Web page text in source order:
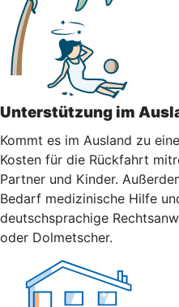
Unterstützung im
Kommt es im Ausland zu
Kosten für die Rückfahrt
Partner und Kinder.
Bedarf medizinische Hilfe
deutschsprachige
oder Dolmetscher.